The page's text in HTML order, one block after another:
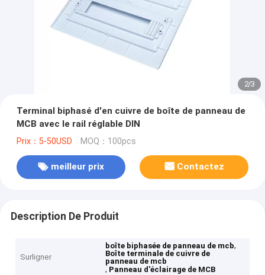
2/3
Terminal biphasé d'en cuivre de boîte de panneau de
MCB avec le rail réglable DIN
Prix：5-50USD MOQ：100pcs
meilleur prix Contactez
Description De Produit
Surligner
boîte biphasée de panneau de mcb,
Boîte terminale de cuivre de
panneau de mcb
, Panneau d'éclairage de MCB